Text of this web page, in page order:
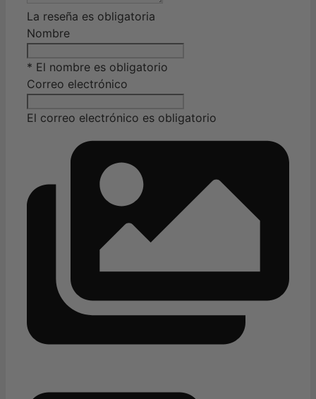
La reseña es obligatoria
Nombre
* El nombre es obligatorio
Correo electrónico
El correo electrónico es obligatorio